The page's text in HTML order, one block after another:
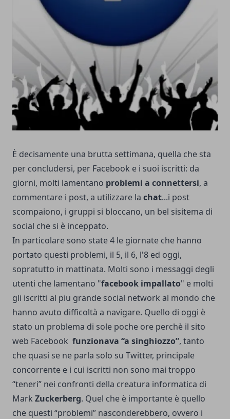
È decisamente una brutta settimana, quella che sta
per concludersi, per Facebook e i suoi iscritti: da
giorni, molti lamentano problemi a connettersi, a
commentare i post, a utilizzare la chat...i post
scompaiono, i gruppi si bloccano, un bel sisitema di
social che si è inceppato.
In particolare sono state 4 le giornate che hanno
portato questi problemi, il 5, il 6, l'8 ed oggi,
sopratutto in mattinata. Molti sono i messaggi degli
utenti che lamentano "facebook impallato" e molti
gli iscritti al piu grande social network al mondo che
hanno avuto difficoltà a navigare. Quello di oggi è
stato un problema di sole poche ore perchè il sito
web Facebook funzionava “a singhiozzo”, tanto
che quasi se ne parla solo su Twitter, principale
concorrente e i cui iscritti non sono mai troppo
“teneri” nei confronti della creatura informatica di
Mark Zuckerberg. Quel che è importante è quello
che questi “problemi” nasconderebbero, ovvero i